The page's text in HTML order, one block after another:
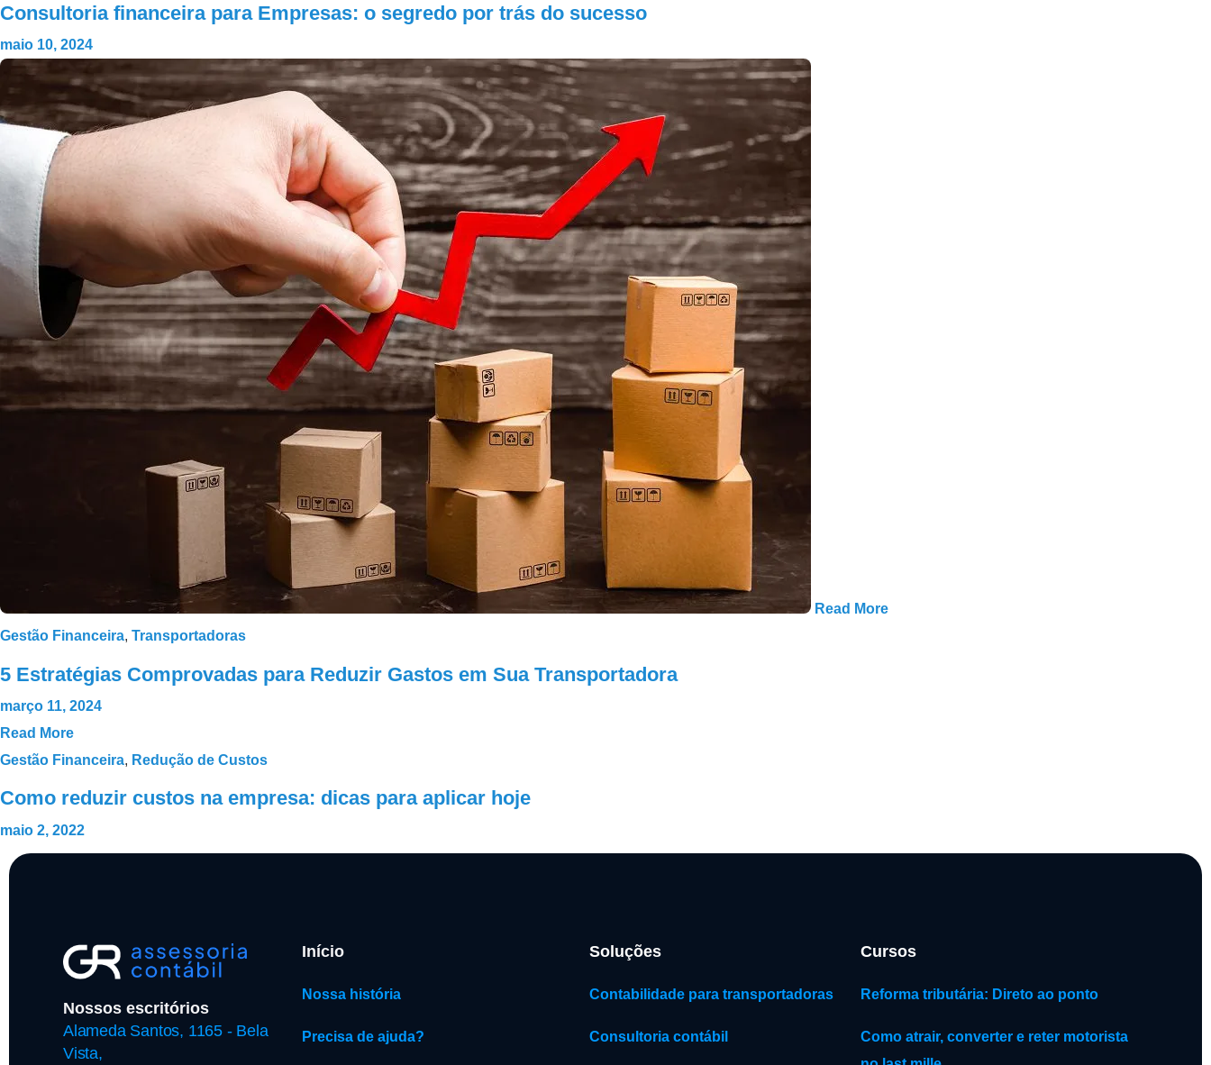
Consultoria financeira para Empresas: o segredo por trás do sucesso
maio 10, 2024
Read More
Gestão Financeira, Transportadoras
5 Estratégias Comprovadas para Reduzir Gastos em Sua Transportadora
março 11, 2024
Read More
Gestão Financeira, Redução de Custos
Como reduzir custos na empresa: dicas para aplicar hoje
maio 2, 2022
Nossos escritórios
Alameda Santos, 1165 - Bela
Vista,
Início
Nossa história
Precisa de ajuda?
Soluções
Contabilidade para transportadoras
Consultoria contábil
Cursos
Reforma tributária: Direto ao ponto
Como atrair, converter e reter motorista